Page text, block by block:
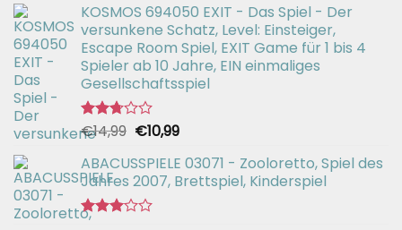
KOSMOS 694050 EXIT - Das Spiel - Der
versunkene Schatz, Level: Einsteiger,
Escape Room Spiel, EXIT Game für 1 bis 4
Spieler ab 10 Jahre, EIN einmaliges
Gesellschaftsspiel
Bewertet
mit
2.71
von 5
€14,99 Ursprünglicher
war:
€14,99
€10,99Aktueller
ist:
€10,99.
ABACUSSPIELE 03071 - Zooloretto, Spiel des
Jahres 2007, Brettspiel, Kinderspiel